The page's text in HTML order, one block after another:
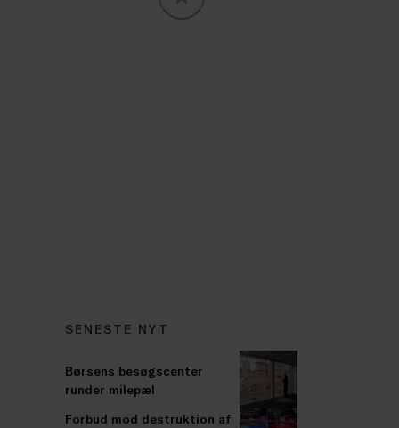
SENESTE NYT
Børsens besøgscenter
runder milepæl
Forbud mod destruktion af